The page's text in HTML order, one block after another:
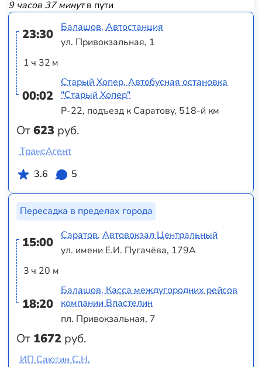
9 часов 37 минутв пути
23:30
1 ч 32 м
00:02
От623 руб.
Балашов, Автостанция
ул. Привокзальная, 1
Старый Хопер, Автобусная остановка
"Старый Хопер"
Р-22, подъезд к Саратову, 518-й км
ТрансАгент
3.6
5
Пересадка в пределах города
15:00
3 ч 20 м
18:20
От 1672 руб.
Саратов, Автовокзал Центральный
ул. имени Е.И. Пугачёва, 179А
Балашов, Касса междугородних рейсов
компании Властелин
пл. Привокзальная, 7
ИП Саютин С.Н.